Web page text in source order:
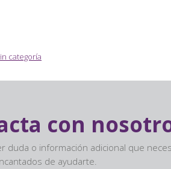
categoría
con
duda o información adicional que
de ayudarte.